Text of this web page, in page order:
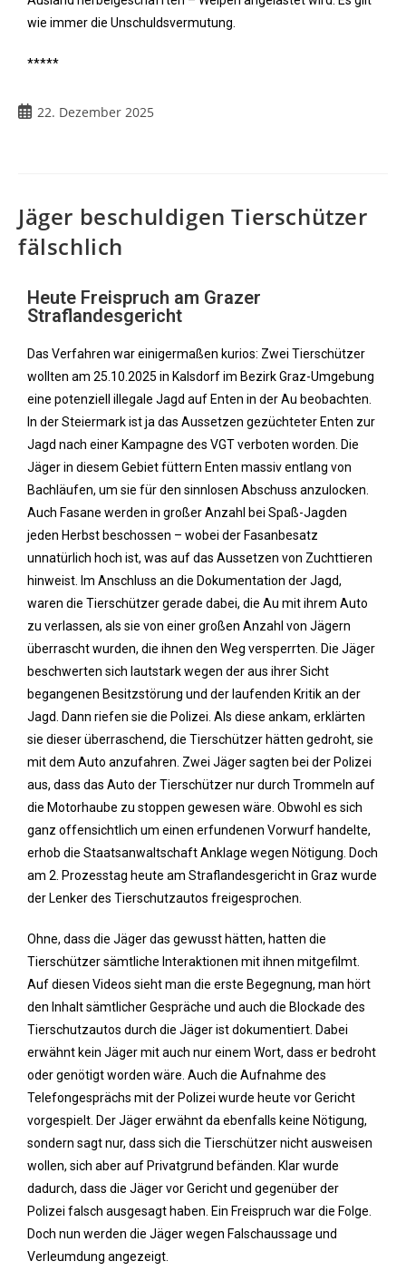
wie immer die Unschuldsvermutung.
*****
22. Dezember 2025
Jäger beschuldigen Tierschützer
fälschlich
Heute Freispruch am Grazer
Straflandesgericht
Das Verfahren war einigermaßen kurios: Zwei Tierschützer
wollten am 25.10.2025 in Kalsdorf im Bezirk Graz-Umgebung
eine potenziell illegale Jagd auf Enten in der Au beobachten.
In der Steiermark ist ja das Aussetzen gezüchteter Enten zur
Jagd nach einer Kampagne des VGT verboten worden. Die
Jäger in diesem Gebiet füttern Enten massiv entlang von
Bachläufen, um sie für den sinnlosen Abschuss anzulocken.
Auch Fasane werden in großer Anzahl bei Spaß-Jagden
jeden Herbst beschossen – wobei der Fasanbesatz
unnatürlich hoch ist, was auf das Aussetzen von Zuchttieren
hinweist. Im Anschluss an die Dokumentation der Jagd,
waren die Tierschützer gerade dabei, die Au mit ihrem Auto
zu verlassen, als sie von einer großen Anzahl von Jägern
überrascht wurden, die ihnen den Weg versperrten. Die Jäger
beschwerten sich lautstark wegen der aus ihrer Sicht
begangenen Besitzstörung und der laufenden Kritik an der
Jagd. Dann riefen sie die Polizei. Als diese ankam, erklärten
sie dieser überraschend, die Tierschützer hätten gedroht, sie
mit dem Auto anzufahren. Zwei Jäger sagten bei der Polizei
aus, dass das Auto der Tierschützer nur durch Trommeln auf
die Motorhaube zu stoppen gewesen wäre. Obwohl es sich
ganz offensichtlich um einen erfundenen Vorwurf handelte,
erhob die Staatsanwaltschaft Anklage wegen Nötigung. Doch
am 2. Prozesstag heute am Straflandesgericht in Graz wurde
der Lenker des Tierschutzautos freigesprochen.
Ohne, dass die Jäger das gewusst hätten, hatten die
Tierschützer sämtliche Interaktionen mit ihnen mitgefilmt.
Auf diesen Videos sieht man die erste Begegnung, man hört
den Inhalt sämtlicher Gespräche und auch die Blockade des
Tierschutzautos durch die Jäger ist dokumentiert. Dabei
erwähnt kein Jäger mit auch nur einem Wort, dass er bedroht
oder genötigt worden wäre. Auch die Aufnahme des
Telefongesprächs mit der Polizei wurde heute vor Gericht
vorgespielt. Der Jäger erwähnt da ebenfalls keine Nötigung,
sondern sagt nur, dass sich die Tierschützer nicht ausweisen
wollen, sich aber auf Privatgrund befänden. Klar wurde
dadurch, dass die Jäger vor Gericht und gegenüber der
Polizei falsch ausgesagt haben. Ein Freispruch war die Folge.
Doch nun werden die Jäger wegen Falschaussage und
Verleumdung angezeigt.